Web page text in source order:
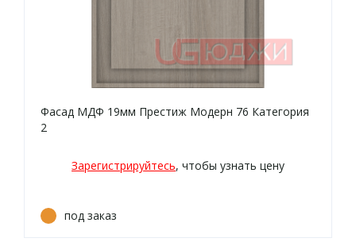
Фасад МДФ 19мм Престиж Модерн 76 Категория
2
Зарегистрируйтесь, чтобы узнать цену
под заказ